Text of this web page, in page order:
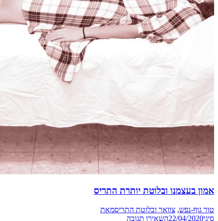
אמון בעצמנו ובלוטת יותרת התריס
טור גוף-נפש, צוואר ובלוטת התריסמאת
סיגי22/04/2020השאירו תגובה